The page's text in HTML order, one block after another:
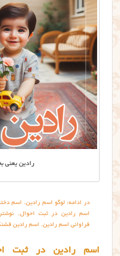
رادين يعني
در ادامه: لوگو اسم رادین. اسم
اسم رادین در ثبت احوال.
فراوانی اسم رادین. اسم رادین
اسم رادین در ثبت